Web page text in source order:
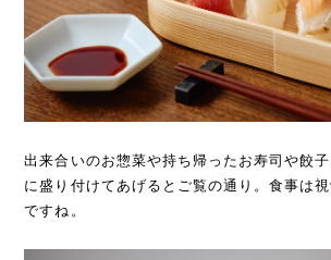
出来合いのお惣菜や持ち帰ったお寿司や餃
に盛り付けてあげるとご覧の通り。食事は
ですね。